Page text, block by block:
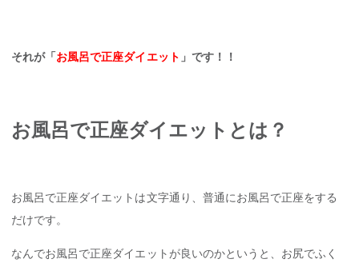
それが「 お風呂で正座ダイエット 」です！！
お風呂で正座ダイエットとは？
お風呂で正座ダイエットは文字通り、普通にお風呂で正座をする
だけです。
なんでお風呂で正座ダイエットが良いのかというと、お尻でふく